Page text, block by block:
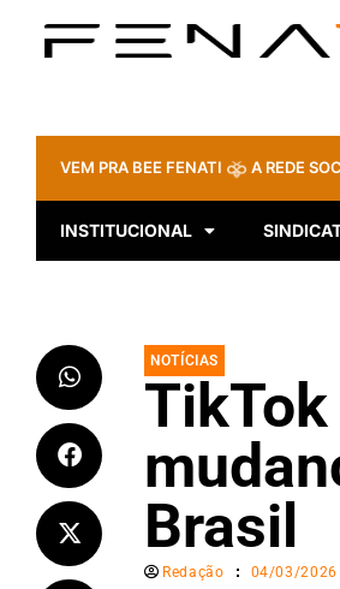
VEM PRA BEE FENATI A REDE
INSTITUCIONAL
NOTÍCIAS
Brasil
Redação 04/03/2026